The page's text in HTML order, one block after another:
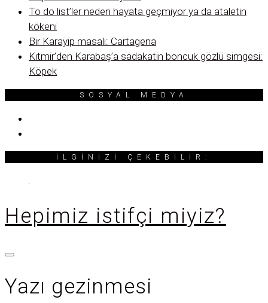
To do list’ler neden hayata geçmiyor ya da ataletin
kökeni
Bir Karayip masalı: Cartagena
Kıtmir’den Karabaş’a sadakatin boncuk gözlü simgesi:
Köpek
SOSYAL MEDYA
İLGINIZI ÇEKEBILIR:
Hepimiz istifçi miyiz?
Yazı gezinmesi